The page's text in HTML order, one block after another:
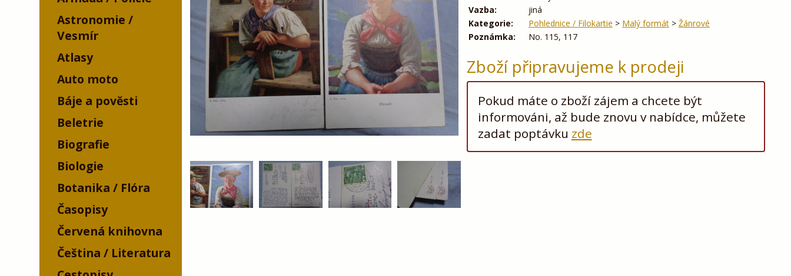
Astronomie /
Vesmír
Atlasy
Auto moto
Báje a pověsti
Beletrie
Biografie
Biologie
Botanika / Flóra
Časopisy
Červená knihovna
Čeština / Literatura
Vazba:
jiná
Kategorie:
Pohlednice / Filokartie > Malý formát> Žánrové
Poznámka:
No. 115, 117
Zboží připravujeme k prodeji
Pokud máte o zboží zájem a chcete být
informováni, až bude znovu v nabídce, můžete
zadat poptávku zde